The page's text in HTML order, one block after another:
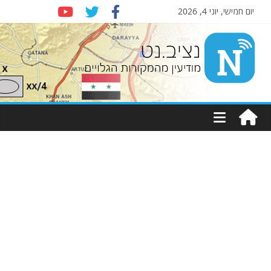
יום חמישי, יוני 4, 2026
Nziv.net
מודיעין
מהמקורות